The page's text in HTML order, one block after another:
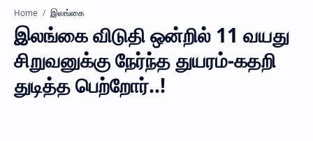
Home இலங்கை
இலங்கை விடுதி ஒன்றில் 11 வயது
சிறுவனுக்கு நேர்ந்த துயரம்-கதறி
துடித்த பெற்றோர்..!